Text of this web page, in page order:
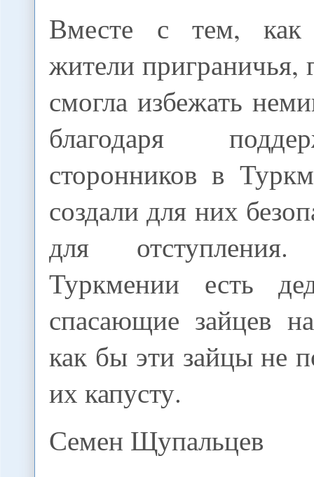
Вместе с тем, как
жители приграничья,
смогла избежать
благодаря
сторонников в
создали для них
для
Туркмении есть
спасающие зайцев
как бы эти зайцы не
их капусту.
Семен Щупальцев